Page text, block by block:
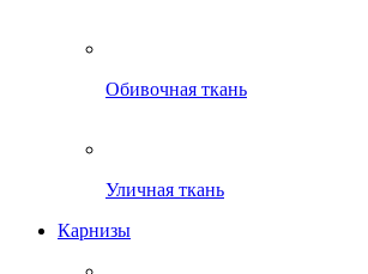
Обивочная ткань
Уличная ткань
Карнизы